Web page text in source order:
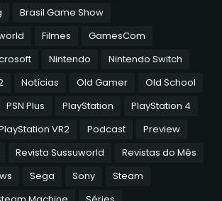
Brasil Game Show
Filmes
GamesCom
Nintendo
Nintendo Switch
Notícias Old Gamer
Old School
PSN Plus PlayStation
PlayStation 4
VR2 Podcast
Preview
Revista Sussuworld
Revistas do Mês
Sega Sony
Steam